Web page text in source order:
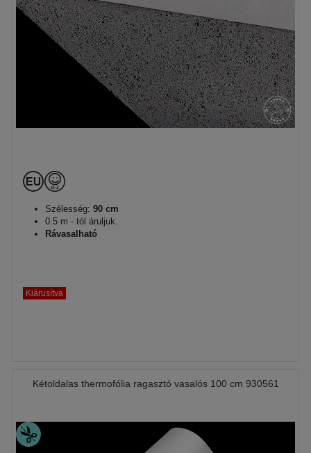
Szélesség: 90 cm
0.5 m - tól áruljuk.
Rávasalható
Kiárusítva
Kétoldalas thermofólia ragasztó vasalós 100 cm 930561